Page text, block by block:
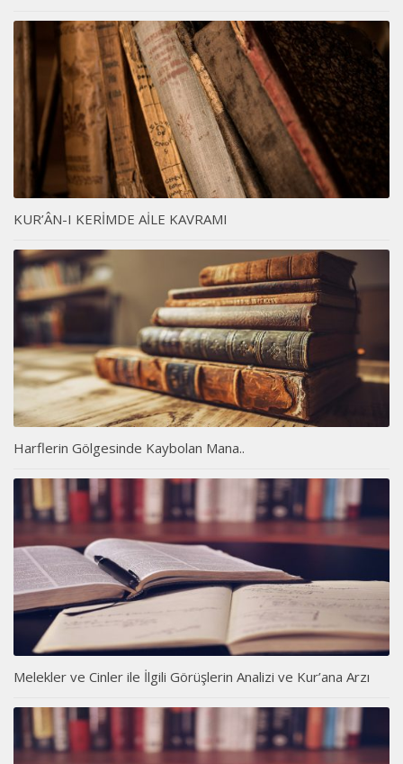
KUR’ÂN-I KERİMDE AİLE KAVRAMI
Harflerin Gölgesinde Kaybolan Mana..
Melekler ve Cinler ile İlgili Görüşlerin Analizi ve Kur’ana Arzı